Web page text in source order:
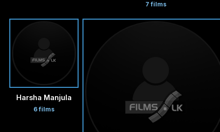
7 films
Harsha Manjula
6 films